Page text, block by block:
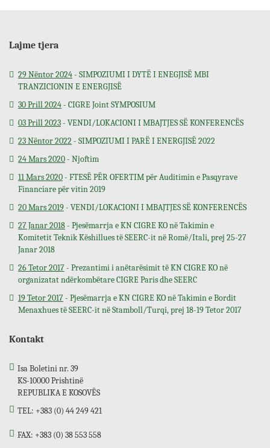
Lajme tjera
29 Nëntor 2024- SIMPOZIUMI I DYTË I ENEGJISË MBI
TRANZICIONIN E ENERGJISË
30 Prill 2024- CIGRE Joint SYMPOSIUM
03 Prill 2023- VENDI/LOKACIONI I MBAJTJES SË KONFERENCËS
23 Nëntor 2022- SIMPOZIUMI I PARË I ENERGJISË 2022
24 Mars 2020- Njoftim
11 Mars 2020- FTESË PËR OFERTIM për Auditimin e Pasqyrave
Financiare për vitin 2019
20 Mars 2019- VENDI/LOKACIONI I MBAJTJES SË KONFERENCËS
27 Janar 2018- Pjesëmarrja e KN CIGRE KO në Takimin e
Komitetit Teknik Këshillues të SEERC-it në Romë/Itali, prej 25-27
Janar 2018
26 Tetor 2017- Prezantimi i anëtarësimit të KN CIGRE KO në
organizatat ndërkombëtare CIGRE Paris dhe SEERC
19 Tetor 2017- Pjesëmarrja e KN CIGRE KO në Takimin e Bordit
Menaxhues të SEERC-it në Stamboll/Turqi, prej 18-19 Tetor 2017
Kontakt
Isa Boletini nr. 39
KS-10000 Prishtinë
REPUBLIKA E KOSOVËS
TEL: +383 (0) 44 249 421
FAX: +383 (0) 38 553 558